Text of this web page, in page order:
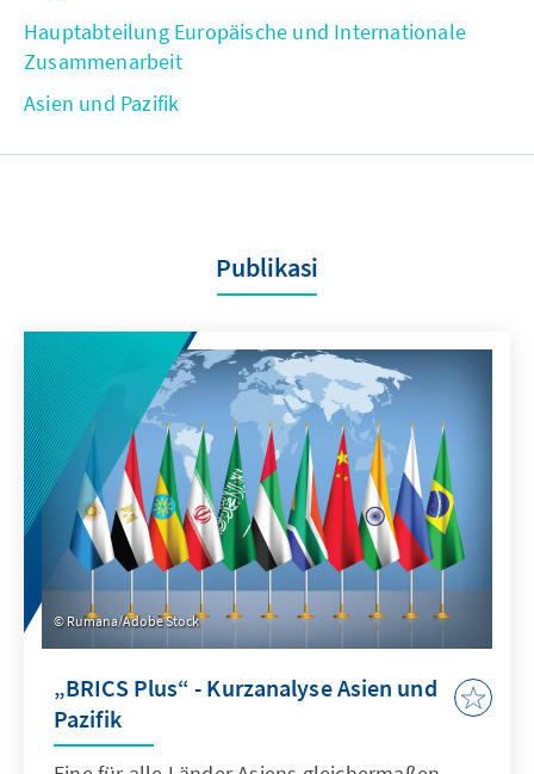
Hauptabteilung Europäische und Internationale
Zusammenarbeit
Asien und Pazifik
Publikasi
Rumana/Adobe Stock
„BRICS Plus“ - Kurzanalyse Asien und
Pazifik